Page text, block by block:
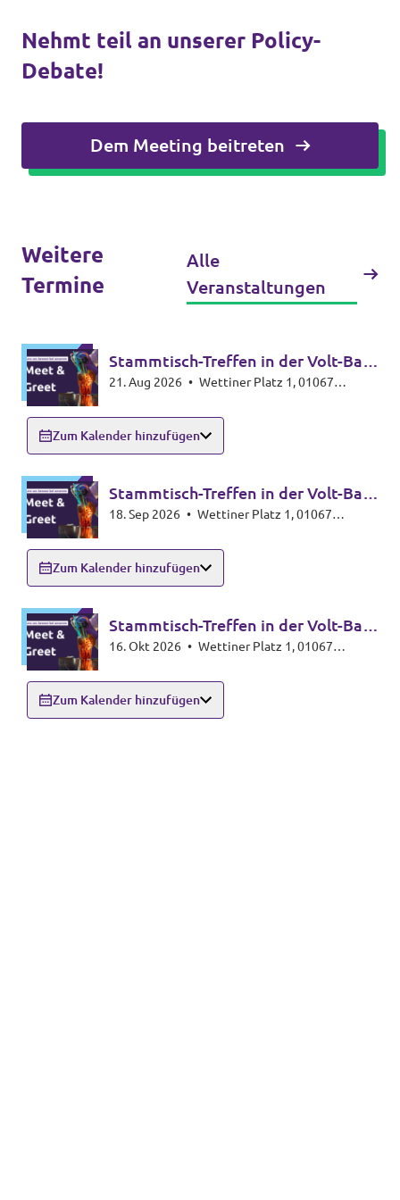
Datenschutz
Impressum
Nehmt teil an unserer Policy-
Debate!
Dem Meeting beitreten
Weitere
Termine
Alle
Veranstaltungen
Stammtisch-Treffen in der Volt-Bar
🍸🥃
21. Aug 2026 •
Zum Kalender hinzufügen
Stammtisch-Treffen in der Volt-Bar
🍸🥃
18. Sep 2026 •
Zum Kalender hinzufügen
Stammtisch-Treffen in der Volt-Bar
🍸🥃
16. Okt 2026 •
Zum Kalender hinzufügen